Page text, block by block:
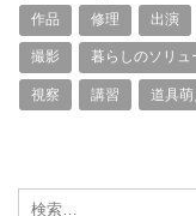
作品 修理 出演
撮影 暮らしのソリュ
視察 講習 道具萌